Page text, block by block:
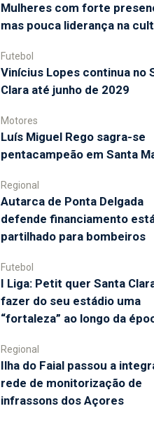
Mulheres com forte
mas pouca liderança na
Futebol
Vinícius Lopes continua no
Clara até junho de 2029
Motores
Luís Miguel Rego sagra-se
pentacampeão em Santa
Regional
Autarca de Ponta Delgada
defende financiamento
partilhado para bombeiros
Futebol
I Liga: Petit quer Santa
fazer do seu estádio uma
“fortaleza” ao longo da
Regional
Ilha do Faial passou a
rede de monitorização de
infrassons dos Açores